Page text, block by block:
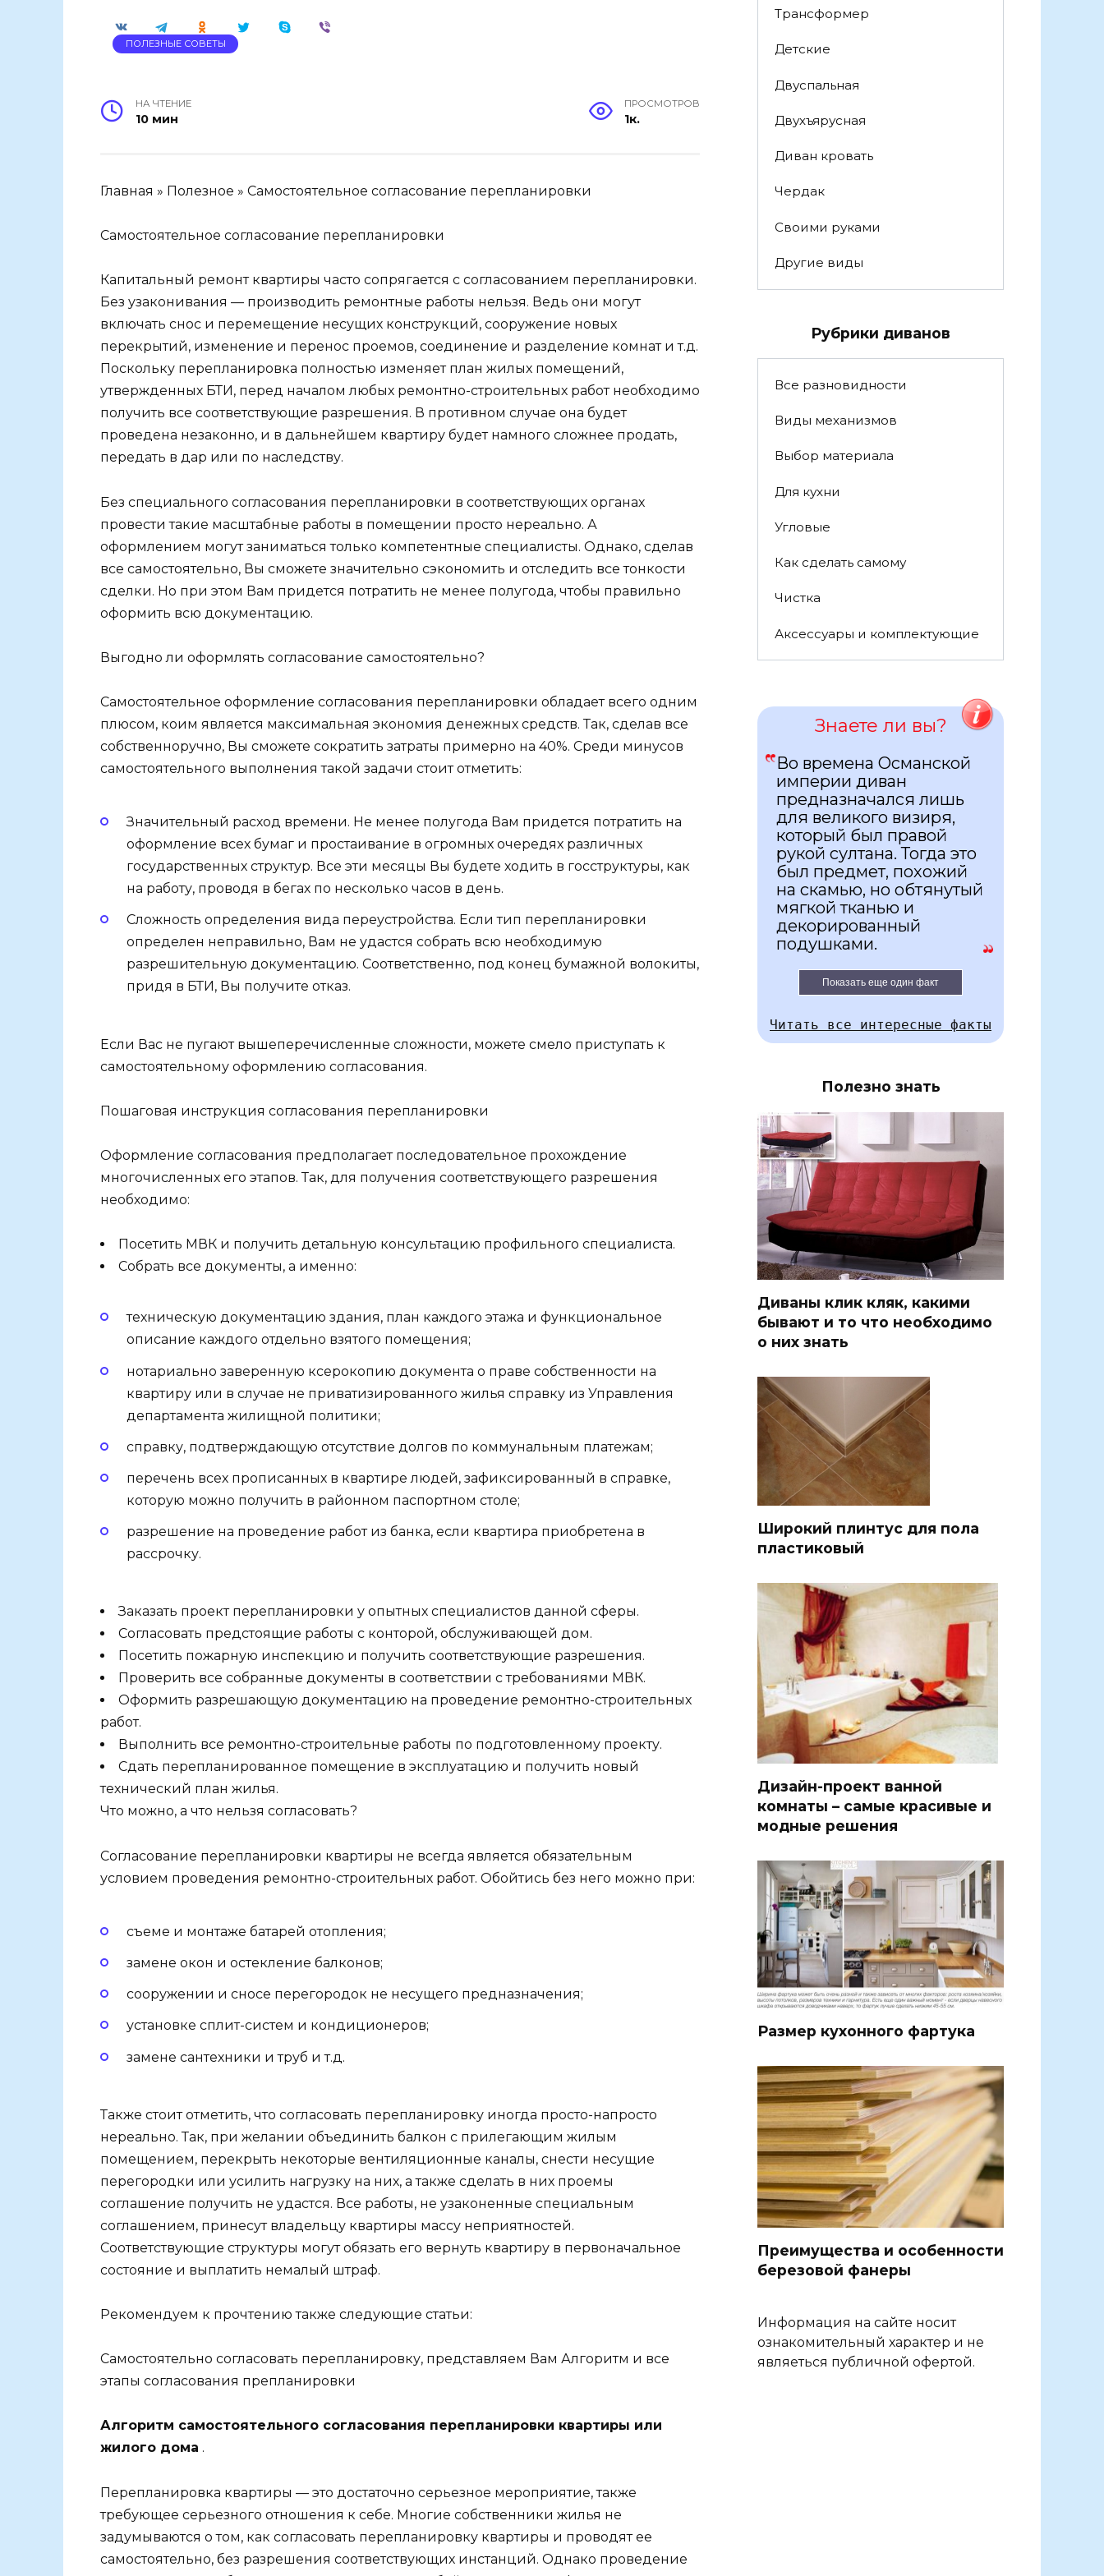
ПОЛЕЗНЫЕ СОВЕТЫ
НА ЧТЕНИЕ
10 мин
ПРОСМОТРОВ
1к.
Главная » Полезное » Самостоятельное согласование перепланировки
Самостоятельное согласование перепланировки
Капитальный ремонт квартиры часто сопрягается с согласованием перепланировки.
Без узаконивания — производить ремонтные работы нельзя. Ведь они могут
включать снос и перемещение несущих конструкций, сооружение новых
перекрытий, изменение и перенос проемов, соединение и разделение комнат и т.д.
Поскольку перепланировка полностью изменяет план жилых помещений,
утвержденных БТИ, перед началом любых ремонтно-строительных работ необходимо
получить все соответствующие разрешения. В противном случае она будет
проведена незаконно, и в дальнейшем квартиру будет намного сложнее продать,
передать в дар или по наследству.
Без специального согласования перепланировки в соответствующих органах
провести такие масштабные работы в помещении просто нереально. А
оформлением могут заниматься только компетентные специалисты. Однако, сделав
все самостоятельно, Вы сможете значительно сэкономить и отследить все тонкости
сделки. Но при этом Вам придется потратить не менее полугода, чтобы правильно
оформить всю документацию.
Выгодно ли оформлять согласование самостоятельно?
Самостоятельное оформление согласования перепланировки обладает всего одним
плюсом, коим является максимальная экономия денежных средств. Так, сделав все
собственноручно, Вы сможете сократить затраты примерно на 40%. Среди минусов
самостоятельного выполнения такой задачи стоит отметить:
Значительный расход времени. Не менее полугода Вам придется потратить на
оформление всех бумаг и простаивание в огромных очередях различных
государственных структур. Все эти месяцы Вы будете ходить в госструктуры, как
на работу, проводя в бегах по несколько часов в день.
Сложность определения вида переустройства. Если тип перепланировки
определен неправильно, Вам не удастся собрать всю необходимую
разрешительную документацию. Соответственно, под конец бумажной волокиты,
придя в БТИ, Вы получите отказ.
Если Вас не пугают вышеперечисленные сложности, можете смело приступать к
самостоятельному оформлению согласования.
Пошаговая инструкция согласования перепланировки
Оформление согласования предполагает последовательное прохождение
многочисленных его этапов. Так, для получения соответствующего разрешения
необходимо:
Посетить МВК и получить детальную консультацию профильного специалиста.
Собрать все документы, а именно:
техническую документацию здания, план каждого этажа и функциональное
описание каждого отдельно взятого помещения;
нотариально заверенную ксерокопию документа о праве собственности на
квартиру или в случае не приватизированного жилья справку из Управления
департамента жилищной политики;
справку, подтверждающую отсутствие долгов по коммунальным платежам;
перечень всех прописанных в квартире людей, зафиксированный в справке,
которую можно получить в районном паспортном столе;
разрешение на проведение работ из банка, если квартира приобретена в
рассрочку.
Заказать проект перепланировки у опытных специалистов данной сферы.
Согласовать предстоящие работы с конторой, обслуживающей дом.
Посетить пожарную инспекцию и получить соответствующие разрешения.
Проверить все собранные документы в соответствии с требованиями МВК.
Оформить разрешающую документацию на проведение ремонтно-строительных
работ.
Выполнить все ремонтно-строительные работы по подготовленному проекту.
Сдать перепланированное помещение в эксплуатацию и получить новый
технический план жилья.
Что можно, а что нельзя согласовать?
Согласование перепланировки квартиры не всегда является обязательным
условием проведения ремонтно-строительных работ. Обойтись без него можно при:
съеме и монтаже батарей отопления;
замене окон и остекление балконов;
сооружении и сносе перегородок не несущего предназначения;
установке сплит-систем и кондиционеров;
замене сантехники и труб и т.д.
Также стоит отметить, что согласовать перепланировку иногда просто-напросто
нереально. Так, при желании объединить балкон с прилегающим жилым
помещением, перекрыть некоторые вентиляционные каналы, снести несущие
перегородки или усилить нагрузку на них, а также сделать в них проемы
соглашение получить не удастся. Все работы, не узаконенные специальным
соглашением, принесут владельцу квартиры массу неприятностей.
Соответствующие структуры могут обязать его вернуть квартиру в первоначальное
состояние и выплатить немалый штраф.
Рекомендуем к прочтению также следующие статьи:
Самостоятельно согласовать перепланировку, представляем Вам Алгоритм и все
этапы согласования препланировки
Алгоритм самостоятельного согласования перепланировки квартиры или
жилого дома .
Перепланировка квартиры — это достаточно серьезное мероприятие, также
требующее серьезного отношения к себе. Многие собственники жилья не
задумываются о том, как согласовать перепланировку квартиры и проводят ее
самостоятельно, без разрешения соответствующих инстанций. Однако проведение
Трансформер
Детские
Двуспальная
Двухъярусная
Диван кровать
Чердак
Своими руками
Другие виды
Рубрики диванов
Все разновидности
Виды механизмов
Выбор материала
Для кухни
Угловые
Как сделать самому
Чистка
Аксессуары и комплектующие
Знаете ли вы?
Во времена Османской
империи диван
предназначался лишь
для великого визиря,
который был правой
рукой султана. Тогда это
был предмет, похожий
на скамью, но обтянутый
мягкой тканью и
декорированный
подушками.
Показать еще один факт
Читать все интересные факты
Полезно знать
Диваны клик кляк, какими
бывают и то что необходимо
о них знать
Широкий плинтус для пола
пластиковый
Дизайн-проект ванной
комнаты – самые красивые и
модные решения
Размер кухонного фартука
Преимущества и особенности
березовой фанеры
Информация на сайте носит
ознакомительный характер и не
являеться публичной офертой.